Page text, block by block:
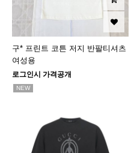
구* 프린트 코튼 저지 반팔티셔츠
여성용
로그인시 가격공개
NEW